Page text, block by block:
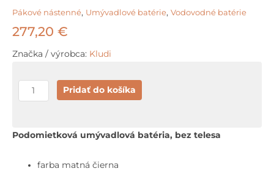
Pákové nástenné, Umývadlové batérie, Vodovodné batérie
277,20 €
Značka / výrobca: Kludi
množstvo
Kludi
Fonte
batéria
Pridať do košíka
Podomietková umývadlová batéria, bez telesa
farba matná čierna